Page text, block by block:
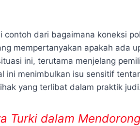
contoh dari bagaimana koneksi
mempertanyakan apakah ada
ini, terutama menjelang
ini menimbulkan isu sensitif
yang terlibat dalam praktik
Turki dalam